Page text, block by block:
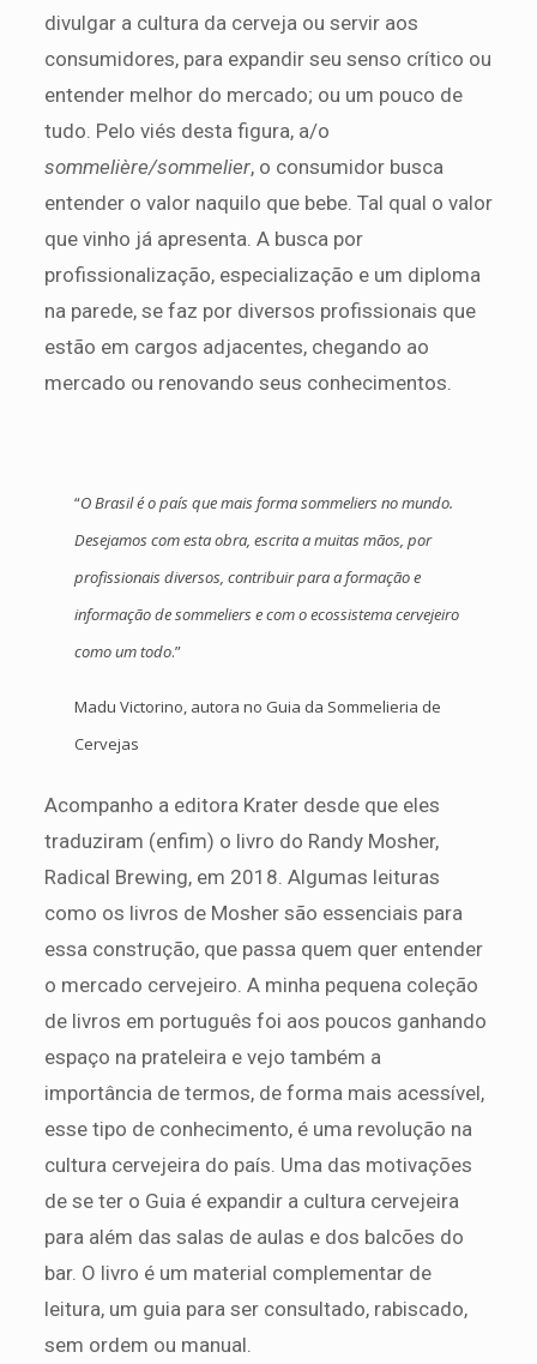
divulgar a cultura da cerveja ou servir aos
consumidores, para expandir seu senso crítico ou
entender melhor do mercado; ou um pouco de
tudo. Pelo viés desta figura, a/o
sommelière/sommelier, o consumidor busca
entender o valor naquilo que bebe. Tal qual o valor
que vinho já apresenta. A busca por
profissionalização, especialização e um diploma
na parede, se faz por diversos profissionais que
estão em cargos adjacentes, chegando ao
mercado ou renovando seus conhecimentos.
“O Brasil é o país que mais forma sommeliers no mundo.
Desejamos com esta obra, escrita a muitas mãos, por
profissionais diversos, contribuir para a formação e
informação de sommeliers e com o ecossistema cervejeiro
como um todo.”
Madu Victorino, autora no Guia da Sommelieria de
Cervejas
Acompanho a editora Krater desde que eles
traduziram (enfim) o livro do Randy Mosher,
Radical Brewing, em 2018. Algumas leituras
como os livros de Mosher são essenciais para
essa construção, que passa quem quer entender
o mercado cervejeiro. A minha pequena coleção
de livros em português foi aos poucos ganhando
espaço na prateleira e vejo também a
importância de termos, de forma mais acessível,
esse tipo de conhecimento, é uma revolução na
cultura cervejeira do país. Uma das motivações
de se ter o Guia é expandir a cultura cervejeira
para além das salas de aulas e dos balcões do
bar. O livro é um material complementar de
leitura, um guia para ser consultado, rabiscado,
sem ordem ou manual.